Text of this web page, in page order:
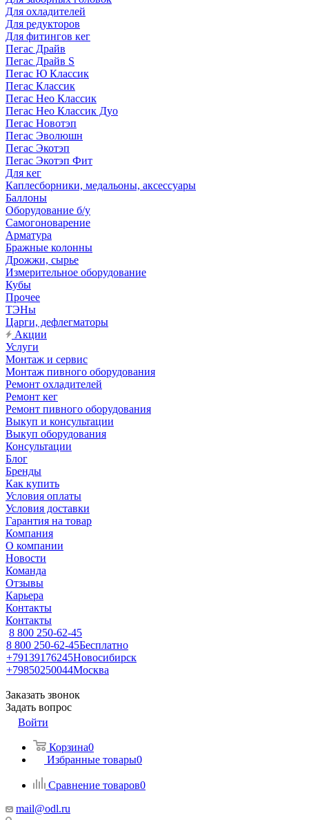
Для охладителей
Для редукторов
Для фитингов кег
Пегас Драйв
Пегас Драйв S
Пегас Ю Классик
Пегас Классик
Пегас Нео Классик
Пегас Нео Классик Дуо
Пегас Новотэп
Пегас Эволюшн
Пегас Экотэп
Пегас Экотэп Фит
Для кег
Каплесборники, медальоны, аксессуары
Баллоны
Оборудование б/у
Самогоноварение
Арматура
Бражные колонны
Дрожжи, сырье
Измерительное оборудование
Кубы
Прочее
ТЭНы
Царги, дефлегматоры
Акции
Услуги
Монтаж и сервис
Монтаж пивного оборудования
Ремонт охладителей
Ремонт кег
Ремонт пивного оборудования
Выкуп и консультации
Выкуп оборудования
Консультации
Блог
Бренды
Как купить
Условия оплаты
Условия доставки
Гарантия на товар
Компания
О компании
Новости
Команда
Отзывы
Карьера
Контакты
Контакты
8 800 250-62-45
8 800 250-62-45Бесплатно
+79139176245Новосибирск
+79850250044Москва
Заказать звонок
Задать вопрос
Войти
Корзина0
Избранные товары0
Сравнение товаров0
mail@odl.ru